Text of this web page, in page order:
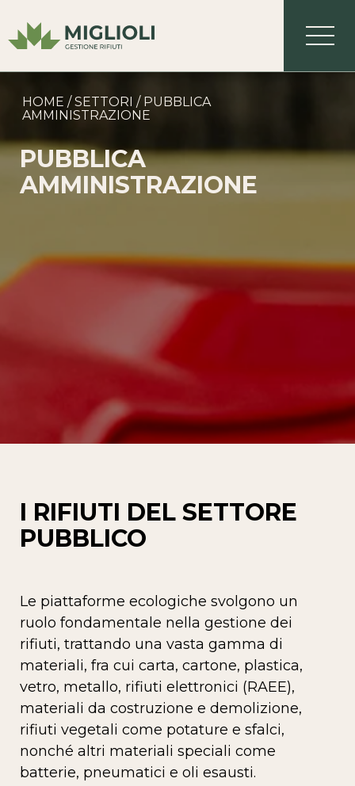
HOME /SETTORI / PUBBLICA
AMMINISTRAZIONE
PUBBLICA
AMMINISTRAZIONE
I RIFIUTI DEL SETTORE
PUBBLICO
Le piattaforme ecologiche svolgono un
ruolo fondamentale nella gestione dei
rifiuti, trattando una vasta gamma di
materiali, fra cui carta, cartone, plastica,
vetro, metallo, rifiuti elettronici (RAEE),
materiali da costruzione e demolizione,
rifiuti vegetali come potature e sfalci,
nonché altri materiali speciali come
batterie, pneumatici e oli esausti.